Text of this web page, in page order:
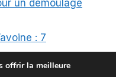
un démoulage
: 7
offrir la meilleure